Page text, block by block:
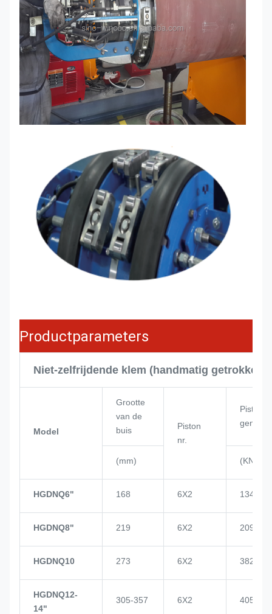
Productparameters
Niet-zelfrijdende klem (handmatig getrokken)
Model
Grootte
van de
buis
Piston
nr.
gen
(mm) (KN)
HGDNQ6" 168 6X2 134
HGDNQ8" 219 6X2 209
HGDNQ10 273 6X2 382
HGDNQ12-
14"
305-357 6X2 405